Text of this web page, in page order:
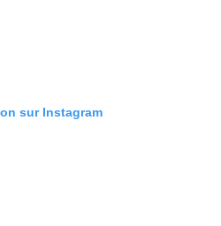
sur Instagram